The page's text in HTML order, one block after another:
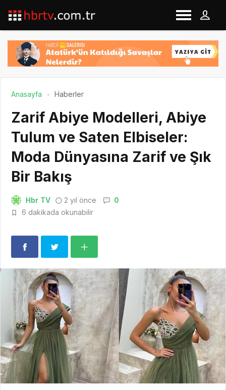
Anasayfa Haberler
Zarif Abiye Modelleri, Abiye
Tulum ve Saten Elbiseler:
Moda Dünyasına Zarif ve Şık
Bir Bakış
Hbr TV 2 yıl önce
0
6 dakikada okunabilir